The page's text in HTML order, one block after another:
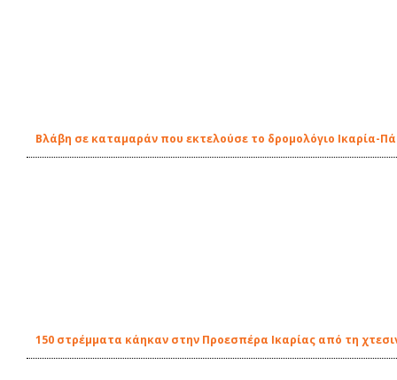
Βλάβη σε καταμαράν που εκτελούσε το δρομολόγιο Ικαρία-
150 στρέμματα κάηκαν στην Προεσπέρα Ικαρίας από τη